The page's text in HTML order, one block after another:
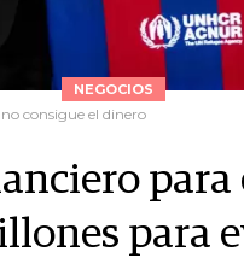
NEGOCIOS
consigue el dinero
para
para